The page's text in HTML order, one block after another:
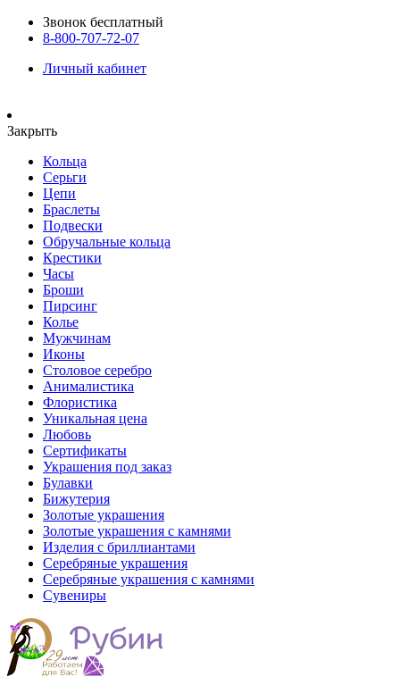
Звонок бесплатный
8-800-707-72-07
Личный кабинет
Закрыть
Кольца
Серьги
Цепи
Браслеты
Подвески
Обручальные кольца
Крестики
Часы
Броши
Пирсинг
Колье
Мужчинам
Иконы
Столовое серебро
Анималистика
Флористика
Уникальная цена
Любовь
Сертификаты
Украшения под заказ
Булавки
Бижутерия
Золотые украшения
Золотые украшения с камнями
Изделия с бриллиантами
Серебряные украшения
Серебряные украшения с камнями
Сувениры